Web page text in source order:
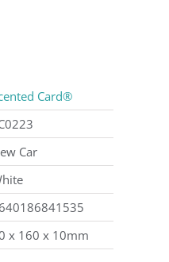
Card®
Car
x 160 x 10mm